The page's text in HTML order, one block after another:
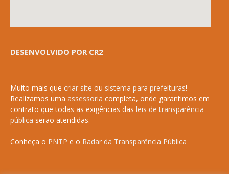
DESENVOLVIDO POR CR2
Muito mais que criar site ou sistema para prefeituras!
Realizamos uma assessoria completa, onde garantimos em
contrato que todas as exigências das leis de transparência
pública serão atendidas.
Conheça o PNTP e o Radar da Transparência Pública